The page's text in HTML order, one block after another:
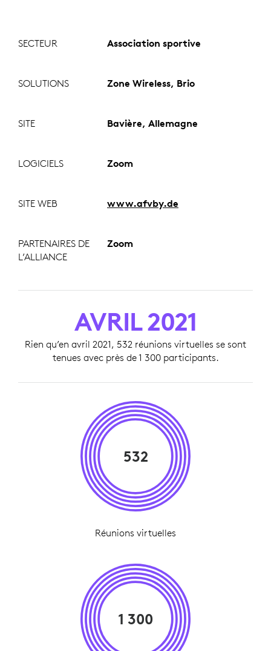
SECTEUR Association sportive
SOLUTIONS Zone Wireless, Brio
SITE Bavière, Allemagne
LOGICIELS Zoom
SITE WEB www.afvby.de
PARTENAIRES DE
L’ALLIANCE
Zoom
AVRIL 2021
Rien qu’en avril 2021, 532 réunions virtuelles se sont
tenues avec près de 1 300 participants.
532
Réunions virtuelles
1 300